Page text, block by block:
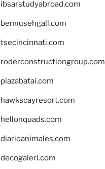
ibsarstudyabroad.com
bennusehgall.com
tsecincinnati.com
roderconstructiongroup.com
plazabatai.com
hawkscayresort.com
hellonquads.com
diarioanimales.com
decogaleri.com